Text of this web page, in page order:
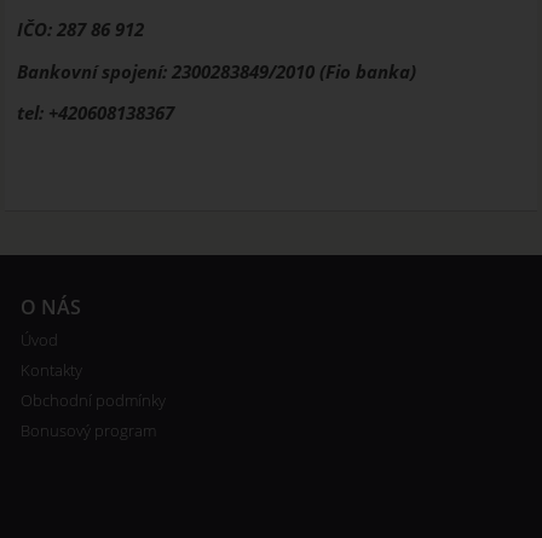
IČO: 287 86 912
Bankovní spojení: 2300283849/2010 (Fio banka)
tel: +420608138367
O NÁS
Úvod
Kontakty
Obchodní podmínky
Bonusový program